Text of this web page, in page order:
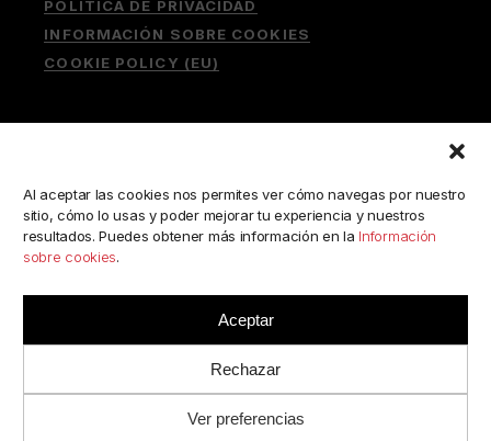
Al aceptar las cookies nos permites ver cómo navegas por nuestro
sitio, cómo lo usas y poder mejorar tu experiencia y nuestros
resultados. Puedes obtener más información en la Información
sobre cookies.
Aceptar
Rechazar
Ver preferencias
POLÍTICA DE PRIVACIDAD
INFORMACIÓN SOBRE COOKIES
COOKIE POLICY (EU)
Buscar:
//CAMERABOOKSHOP
DERECHOS RESERVADOS.